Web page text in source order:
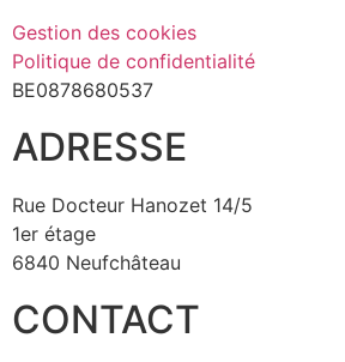
Gestion des cookies
Politique de confidentialité
BE0878680537
ADRESSE
Rue Docteur Hanozet 14/5
1er étage
6840 Neufchâteau
CONTACT